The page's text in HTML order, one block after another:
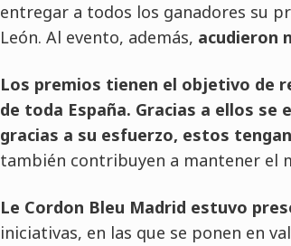
entregar a todos los ganadores su
León. Al evento, además, acudieron
Los premios tienen el objetivo de
de toda España. Gracias a ellos
gracias a su esfuerzo, estos
también contribuyen a mantener el
Le Cordon Bleu Madrid estuvo
iniciativas, en las que se ponen en